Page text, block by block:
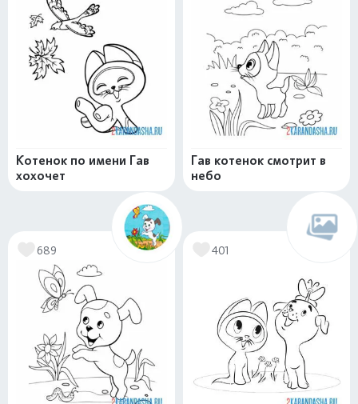
Котенок по имени Гав
хохочет
Гав котенок смотрит в
небо
689 401